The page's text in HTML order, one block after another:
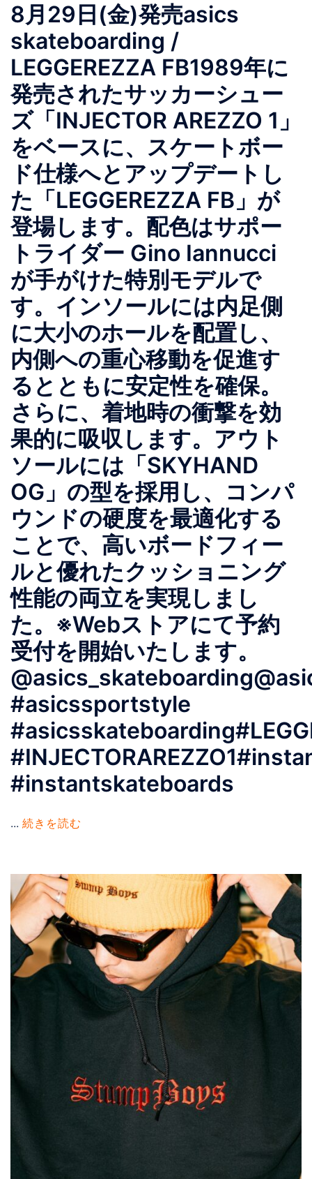
8月29日(金)発売asics
skateboarding /
LEGGEREZZA FB1989年に
発売されたサッカーシュー
ズ「INJECTOR AREZZO 1」
をベースに、スケートボー
ド仕様へとアップデートし
た「LEGGEREZZA FB」が
登場します。配色はサポー
トライダー Gino Iannucci
が手がけた特別モデルで
す。インソールには内足側
に大小のホールを配置し、
内側への重心移動を促進す
るとともに安定性を確保。
さらに、着地時の衝撃を効
果的に吸収します。アウト
ソールには「SKYHAND
OG」の型を採用し、コンパ
ウンドの硬度を最適化する
ことで、高いボードフィー
ルと優れたクッショニング
性能の両立を実現しまし
た。※Webストアにて予約
受付を開始いたします。
#asicssportstyle
#instantskateboards
... 続きを読む